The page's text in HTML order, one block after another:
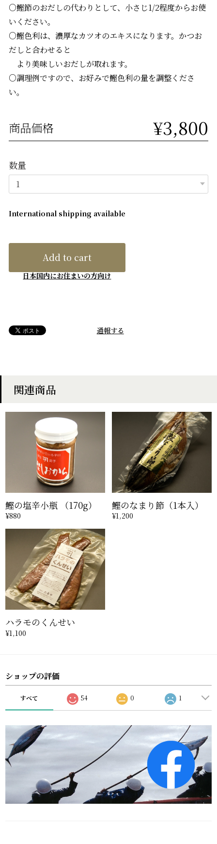
○鰹節のおだしの代わりとして、小さじ1/2程度からお使
いください。
○鰹色利は、濃厚なカツオのエキスになります。かつお
だしと合わせると
より美味しいおだしが取れます。
○調理例ですので、お好みで鰹色利の量を調整くださ
い。
商品価格 ¥3,800
数量
International shipping available
Add to cart
日本国内にお住まいの方向け
通報する
関連商品
鰹の塩辛小瓶 （170g）
¥880
鰹のなまり節（1本入）
¥1,200
ハラモのくんせい
¥1,100
ショップの評価
すべて 54 0 1